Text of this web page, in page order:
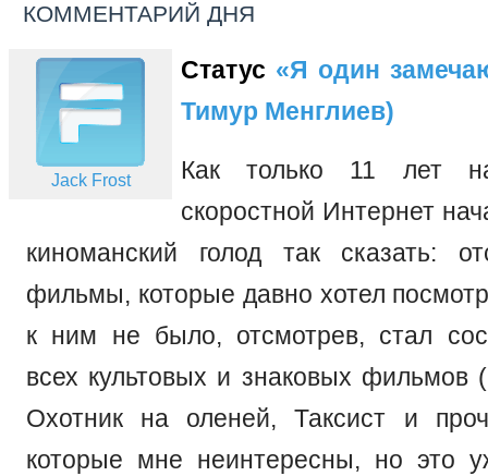
КОММЕНТАРИЙ ДНЯ
Jack Frost
Статус «Я один
Тимур Менглиев)
Как только 11 лет
скоростной Интернет
киноманский голод так сказать:
фильмы, которые давно хотел
к ним не было, отсмотрев, стал
всех культовых и знаковых фильмов
Охотник на оленей, Таксист и
которые мне неинтересны, но это